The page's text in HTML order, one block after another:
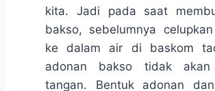
kita. Jadi pada saat
bakso, sebelumnya
ke dalam air di baskom
adonan bakso tidak
tangan. Bentuk adonan